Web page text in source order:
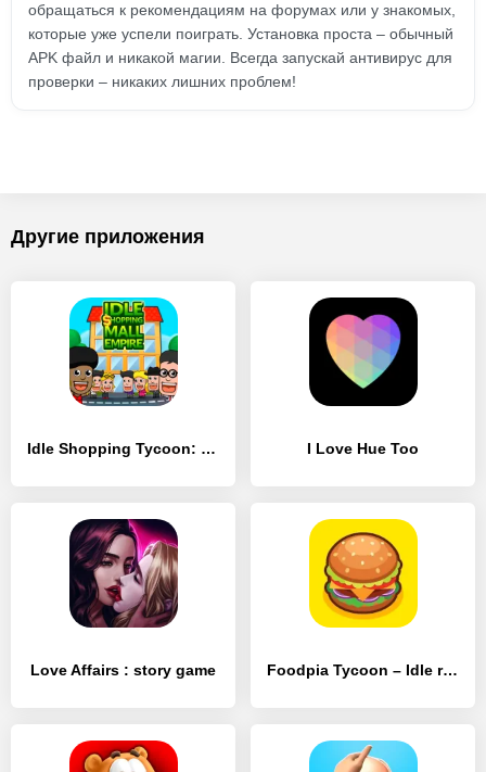
обращаться к рекомендациям на форумах или у знакомых,
которые уже успели поиграть. Установка проста – обычный
APK файл и никакой магии. Всегда запускай антивирус для
проверки – никаких лишних проблем!
Другие приложения
Idle Shopping Tycoon: Супермаркет Магазин Магнат I Love Hue Too
Love Affairs : story game Foodpia Tycoon – Idle restaurant